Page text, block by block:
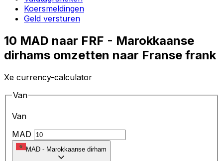
Koersmeldingen
Geld versturen
10 MAD naar FRF - Marokkaanse
dirhams omzetten naar Franse frank
Xe currency-calculator
Van
Van
MAD
MAD - Marokkaanse dirham